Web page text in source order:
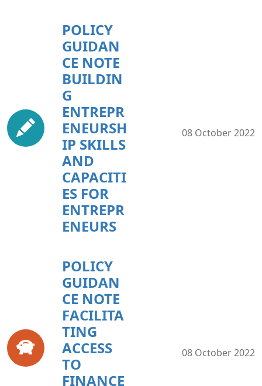
POLICY
GUIDAN
CE NOTE
BUILDIN
G
ENTREPR
ENEURSH
IP SKILLS
AND
CAPACITI
ES FOR
ENTREPR
ENEURS
08 October 2022
POLICY
GUIDAN
CE NOTE
FACILITA
TING
ACCESS
TO
FINANCE
08 October 2022